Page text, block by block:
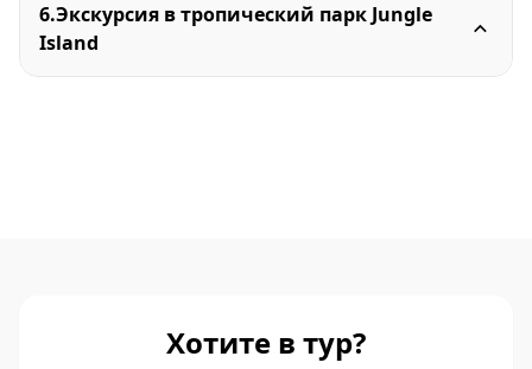
6.Экскурсия в тропический парк Jungle
Island
Хотите в тур?